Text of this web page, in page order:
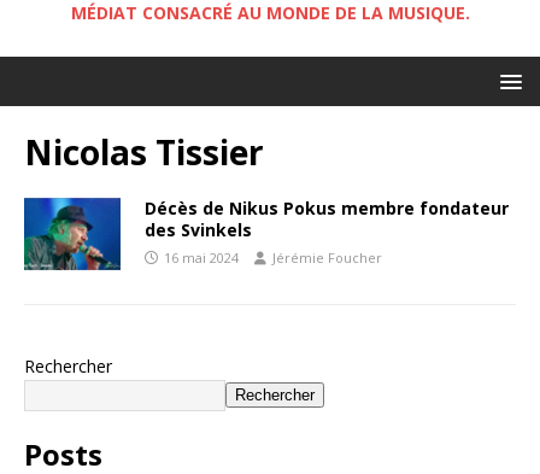
MÉDIAT CONSACRÉ AU MONDE DE LA MUSIQUE.
Nicolas Tissier
Décès de Nikus Pokus membre fondateur
des Svinkels
16 mai 2024 Jérémie Foucher
Rechercher
Rechercher
Posts